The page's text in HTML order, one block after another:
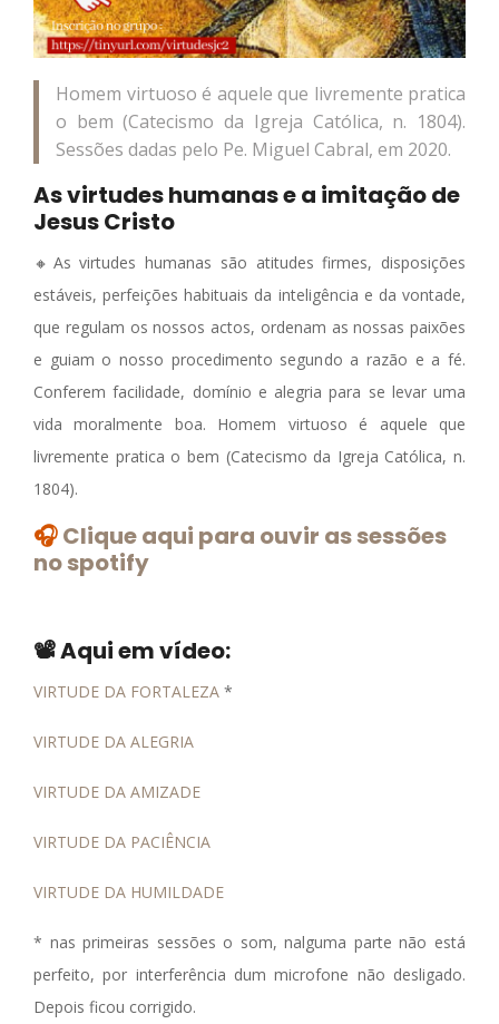
Homem virtuoso é aquele que livremente pratica
o bem (Catecismo da Igreja Católica, n. 1804).
Sessões dadas pelo Pe. Miguel Cabral, em 2020.
As virtudes humanas e a imitação de
Jesus Cristo
🔸As virtudes humanas são atitudes firmes, disposições
estáveis, perfeições habituais da inteligência e da vontade,
que regulam os nossos actos, ordenam as nossas paixões
e guiam o nosso procedimento segundo a razão e a fé.
Conferem facilidade, domínio e alegria para se levar uma
vida moralmente boa. Homem virtuoso é aquele que
livremente pratica o bem (Catecismo da Igreja Católica, n.
1804).
🎧Clique aqui para ouvir as sessões
no spotify
📽️Aqui em vídeo:
VIRTUDE DA FORTALEZA *
VIRTUDE DA ALEGRIA
VIRTUDE DA AMIZADE
VIRTUDE DA PACIÊNCIA
VIRTUDE DA HUMILDADE
* nas primeiras sessões o som, nalguma parte não está
perfeito, por interferência dum microfone não desligado.
Depois ficou corrigido.